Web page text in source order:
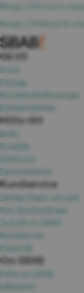
Bilaga 3 Revisorns
Bilaga 4 Riktlinjer för
Gå till
Privat
Företag
Bostadsrättsföreningar
Fastighetsbolag
Hitta rätt
Bolån
Privatlån
Sparkonto
Fasträntekonto
Kundservice
Vanliga frågor och svar
Fyll i lånehandlingar
Tyck till om SBAB
Kontakta oss
Klagomål
Om SBAB
Fakta om SBAB
Hållbarhet